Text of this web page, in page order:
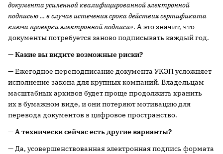
документа усиленной квалифицированной электронной
подписью … в случае истечения срока действия сертификата
ключа проверки электронной подписи». А это значит, что
документы потребуется заново подписывать каждый год.
— Какие вы видите возможные риски?
— Ежегодное переподписание документа УКЭП усложняет
исполнение закона для крупных компаний. Владельцам
масштабных архивов будет проще продолжить хранить
их в бумажном виде, и они потеряют мотивацию для
перевода документов в цифровое пространство.
— А технически сейчас есть другие варианты?
— Да, усовершенствованная электронная подпись формата